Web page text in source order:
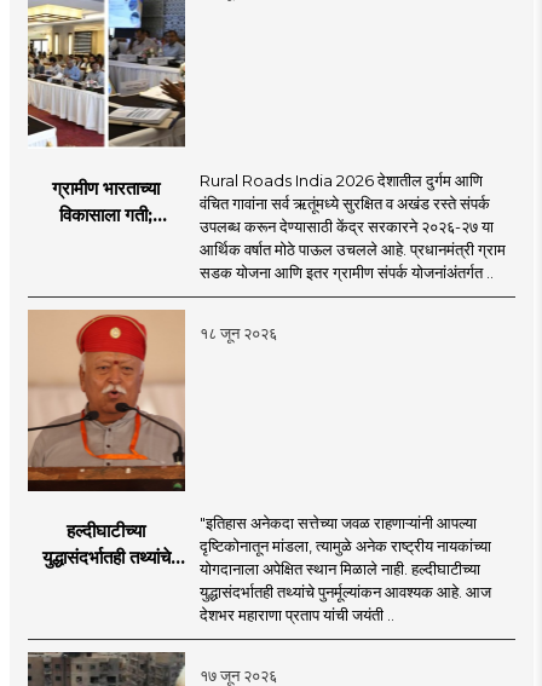
ग्रामीण भारताच्या
विकासाला गती;
लक्ष्य!
Rural Roads India 2026 देशातील दुर्गम आणि
वंचित गावांना सर्व ऋतूंमध्ये सुरक्षित व अखंड रस्ते संपर्क
उपलब्ध करून देण्यासाठी केंद्र सरकारने २०२६-२७ या
आर्थिक वर्षात मोठे पाऊल उचलले आहे. प्रधानमंत्री ग्राम
सडक योजना आणि इतर ग्रामीण संपर्क योजनांअंतर्गत ..
१८ जून २०२६
हल्दीघाटीच्या
युद्धासंदर्भातही तथ्यांचे
मोहनजी भागवत
"इतिहास अनेकदा सत्तेच्या जवळ राहणाऱ्यांनी आपल्या
दृष्टिकोनातून मांडला, त्यामुळे अनेक राष्ट्रीय नायकांच्या
योगदानाला अपेक्षित स्थान मिळाले नाही. हल्दीघाटीच्या
युद्धासंदर्भातही तथ्यांचे पुनर्मूल्यांकन आवश्यक आहे. आज
देशभर महाराणा प्रताप यांची जयंती ..
१७ जून २०२६